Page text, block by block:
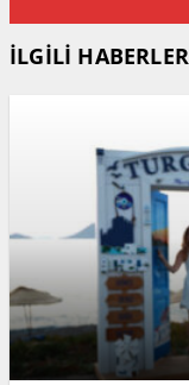
İLGİLİ HABERLER